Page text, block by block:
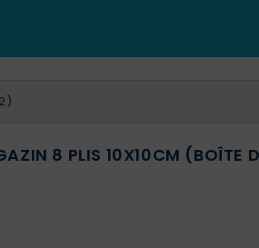
8 PLIS 10X10CM (BOÎTE